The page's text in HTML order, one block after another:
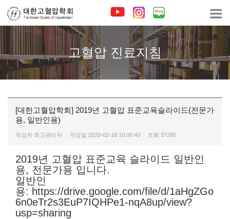
고혈압 진료지침
[대한고혈압학회] 2019년 고혈압 표준교육슬라이드(전문가
용, 일반인용)
작성자 최고관리자 작성일 2020-02-18 10:06:40 조회 37280
2019년 고혈압 표준교육 슬라이드 일반인
용, 전문가용 입니다.
일반인
용: https://drive.google.com/file/d/1aHgZGo
6n0eTr2s3EuP7IQHPe1-nqA8up/view?
usp=sharing